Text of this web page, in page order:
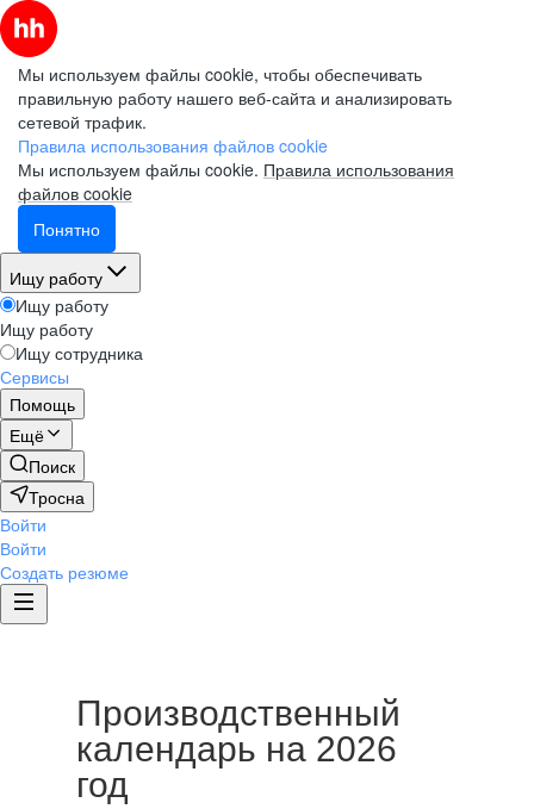
Мы используем файлы cookie, чтобы обеспечивать
правильную работу нашего веб-сайта и анализировать
сетевой трафик.
Правила использования файлов cookie
Мы используем файлы cookie. Правила использования
файлов cookie
Понятно
Ищу работу
Ищу работу
Ищу работу
Ищу сотрудника
Сервисы
Помощь
Ещё
Поиск
Тросна
Войти
Войти
Создать резюме
Производственный
календарь на 2026
год